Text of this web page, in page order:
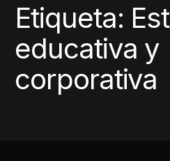
Etiqueta:
educativa y
corporativa